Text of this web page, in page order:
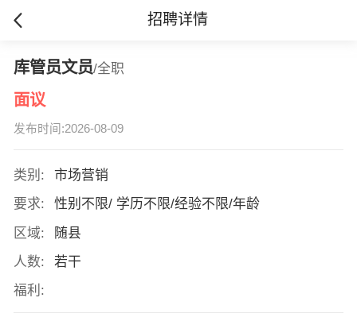
招聘详情
库管员文员/全职
面议
发布时间:2026-08-09
类别:
市场营销
要求:
性别不限/ 学历不限/经验不限/年龄
区域:
随县
人数:
若干
福利: